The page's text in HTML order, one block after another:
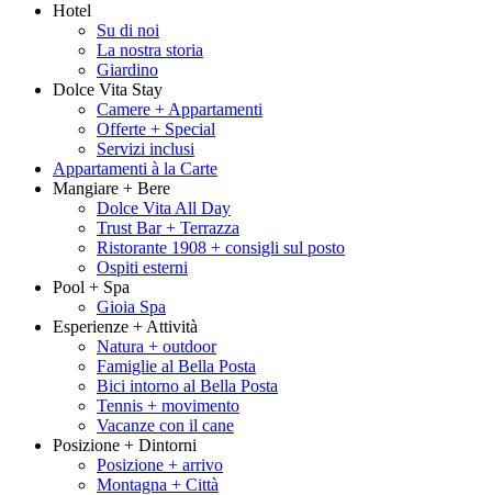
Hotel
Su di noi
La nostra storia
Giardino
Dolce Vita Stay
Camere + Appartamenti
Offerte + Special
Servizi inclusi
Appartamenti à la Carte
Mangiare + Bere
Dolce Vita All Day
Trust Bar + Terrazza
Ristorante 1908 + consigli sul posto
Ospiti esterni
Pool + Spa
Gioia Spa
Esperienze + Attività
Natura + outdoor
Famiglie al Bella Posta
Bici intorno al Bella Posta
Tennis + movimento
Vacanze con il cane
Posizione + Dintorni
Posizione + arrivo
Montagna + Città